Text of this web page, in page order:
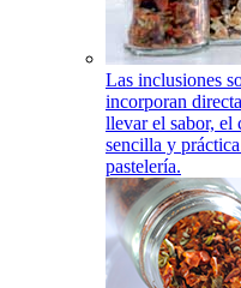
Las inclusiones
incorporan
llevar el sabor, el
sencilla y
pastelería.